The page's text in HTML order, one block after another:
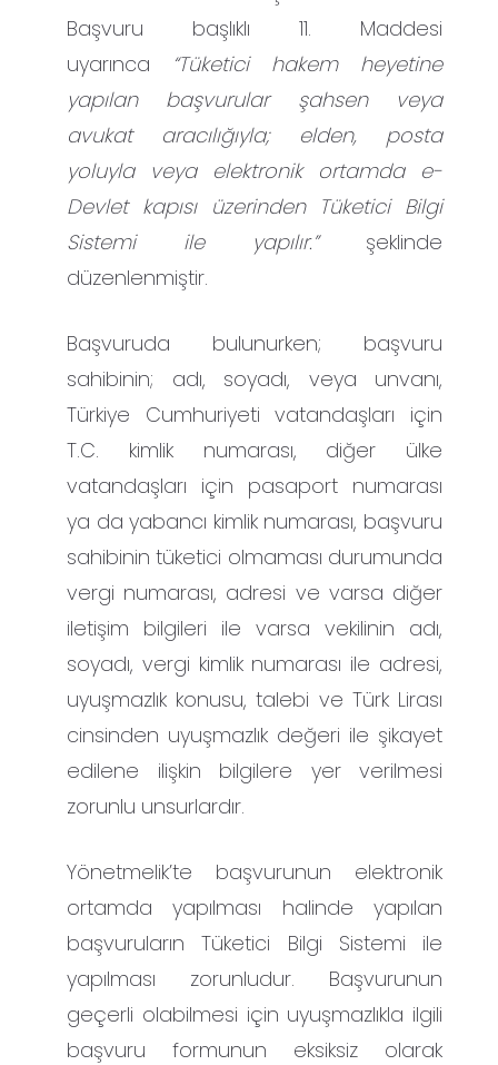
Başvuru başlıklı 11. Maddesi
uyarınca
“Tüketici hakem heyetine
yapılan başvurular şahsen veya
avukat aracılığıyla; elden, posta
yoluyla veya elektronik ortamda e-
Devlet kapısı üzerinden Tüketici Bilgi
Sistemi ile yapılır.”şeklinde
düzenlenmiştir.
Başvuruda bulunurken; başvuru
sahibinin; adı, soyadı, veya unvanı,
Türkiye Cumhuriyeti vatandaşları için
T.C. kimlik numarası, diğer ülke
vatandaşları için pasaport numarası
ya da yabancı kimlik numarası, başvuru
sahibinin tüketici olmaması durumunda
vergi numarası, adresi ve varsa diğer
iletişim bilgileri ile varsa vekilinin adı,
soyadı, vergi kimlik numarası ile adresi,
uyuşmazlık konusu, talebi ve Türk Lirası
cinsinden uyuşmazlık değeri ile şikayet
edilene ilişkin bilgilere yer verilmesi
zorunlu unsurlardır.
Yönetmelik’te başvurunun elektronik
ortamda yapılması halinde yapılan
başvuruların Tüketici Bilgi Sistemi ile
yapılması zorunludur. Başvurunun
geçerli olabilmesi için uyuşmazlıkla ilgili
başvuru formunun eksiksiz olarak